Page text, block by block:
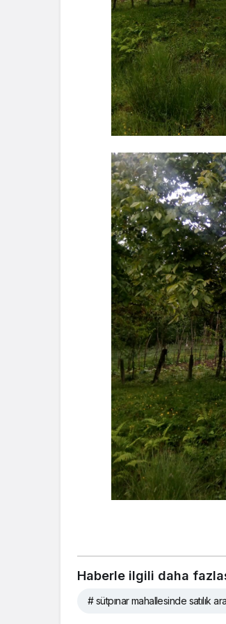
Haberle ilgili daha
# sütpınar mahallesinde satılık